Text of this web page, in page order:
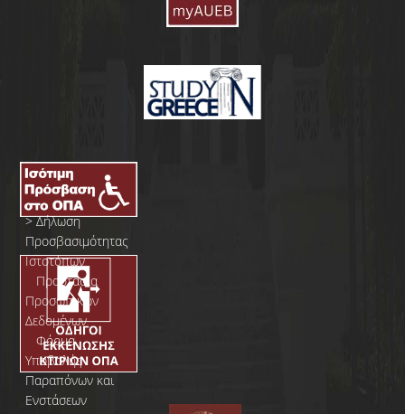
>Δήλωση
Προσβασιμότητας
Ιστοτόπων
Προστασία
Προσωπικών
Δεδομένων
Φόρμα
Yποβολής
Παραπόνων και
Ενστάσεων